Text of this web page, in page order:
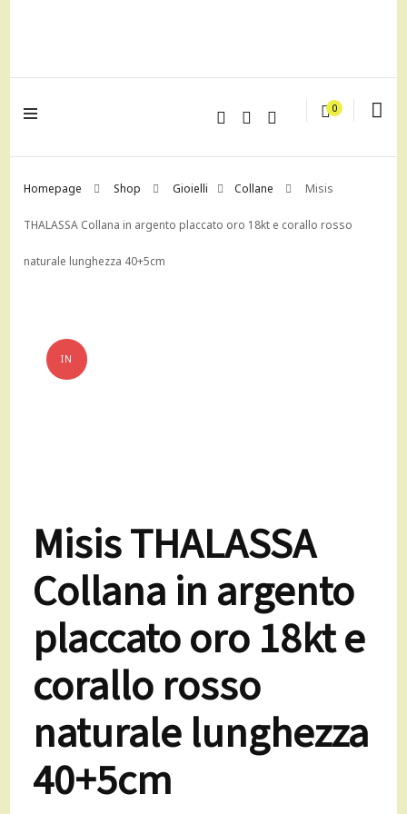
0
Homepage Shop Gioielli Collane Misis
THALASSA Collana in argento placcato oro 18kt e corallo rosso
naturale lunghezza 40+5cm
IN
Misis THALASSA
Collana in argento
placcato oro 18kt e
corallo rosso
naturale lunghezza
40+5cm